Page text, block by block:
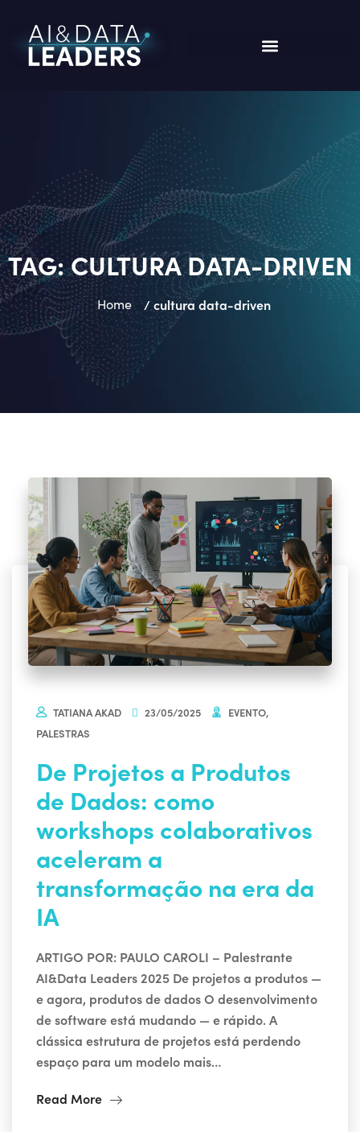
TAG:CULTURA DATA-DRIVEN
Home / cultura data-driven
TATIANA AKAD 23/05/2025 EVENTO,
PALESTRAS
De Projetos a Produtos
de Dados: como
workshops colaborativos
aceleram a
transformação na era da
IA
ARTIGO POR: PAULO CAROLI – Palestrante
AI&Data Leaders 2025 De projetos a produtos —
e agora, produtos de dados O desenvolvimento
de software está mudando — e rápido. A
clássica estrutura de projetos está perdendo
espaço para um modelo mais…
Read More